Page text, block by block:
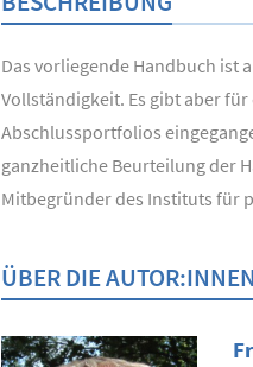
Das vorliegende Handbuch ist
Vollständigkeit. Es gibt aber
Abschlussportfolios
ganzheitliche Beurteilung der
Mitbegründer des Instituts für
ÜBER DIE AUTOR:INNEN